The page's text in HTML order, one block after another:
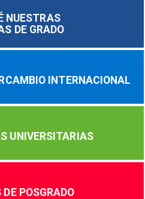
NUESTRAS
DE GRADO
INTERNACIONAL
UNIVERSITARIAS
DE POSGRADO